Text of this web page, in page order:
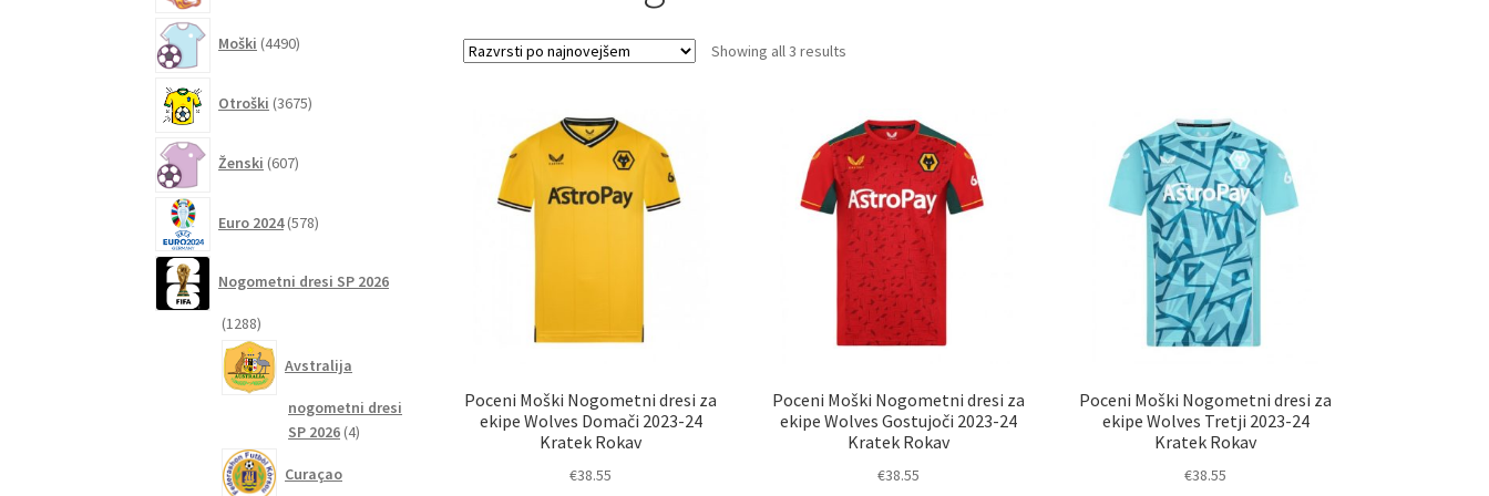
Showing all 3 resultsSorted
Poceni Moški Nogometni dresi za
ekipe Wolves Domači 2023-24
Kratek Rokav
€38.55
Poceni Moški Nogometni dresi za
ekipe Wolves Gostujoči 2023-24
Kratek Rokav
€38.55
Poceni Moški Nogometni dresi za
ekipe Wolves Tretji 2023-24
Kratek Rokav
€38.55
Moški 4490izdelkov
Otroški 3675izdelkov
Ženski 607izdelkov
Euro 2024 578izdelkov
Nogometni dresi SP 2026
12881288
izdelkov
Avstralija
nogometni dresi
SP 2026 44
Curaçao